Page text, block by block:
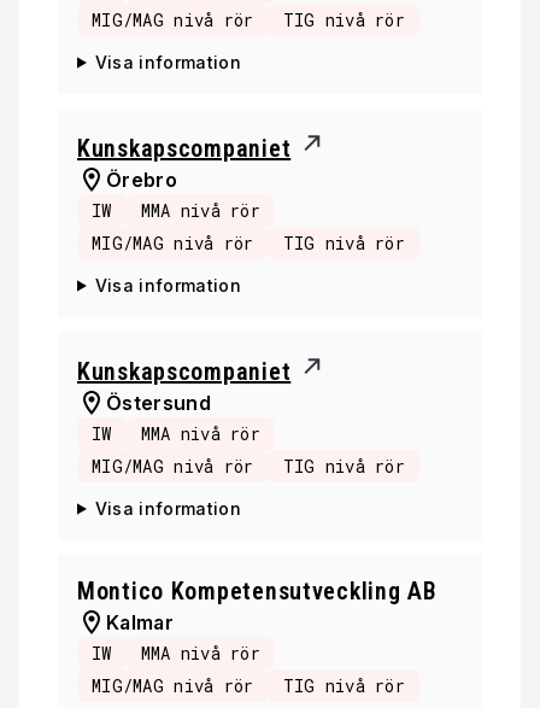
MIG/MAG nivå rör TIG nivå rör
Visa information
Kunskapscompaniet
Örebro
IW
MMA nivå rör
MIG/MAG nivå rör
TIG nivå rör
Visa information
Kunskapscompaniet
Östersund
IW
MMA nivå rör
MIG/MAG nivå rör
TIG nivå rör
Visa information
Montico Kompetensutveckling AB
Kalmar
IW
MMA nivå rör
MIG/MAG nivå rör
TIG nivå rör